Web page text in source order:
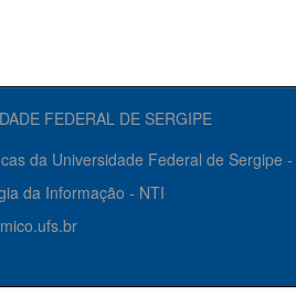
FEDERAL DE SERGIPE
da Universidade Federal de Sergipe
da Informação - NTI